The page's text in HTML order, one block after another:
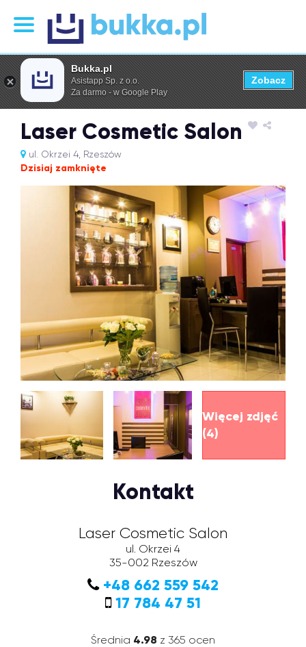
Laser Cosmetic Salon
ul. Okrzei 4, Rzeszów
Dzisiaj zamknięte
Więcej zdjęć
(4)
Kontakt
Laser Cosmetic Salon
ul. Okrzei 4
35-002 Rzeszów
+48 662 559 542
17 784 47 51
Średnia 4.98 z 365 ocen
Bukka.pl
Asistapp Sp. z o.o.
Za darmo - w Google Play
Zobacz